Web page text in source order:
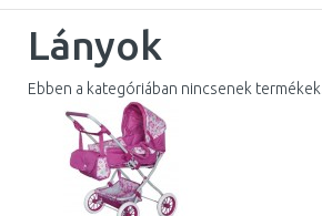
Lányok
Ebben a kategóriában nincsenek termékek.